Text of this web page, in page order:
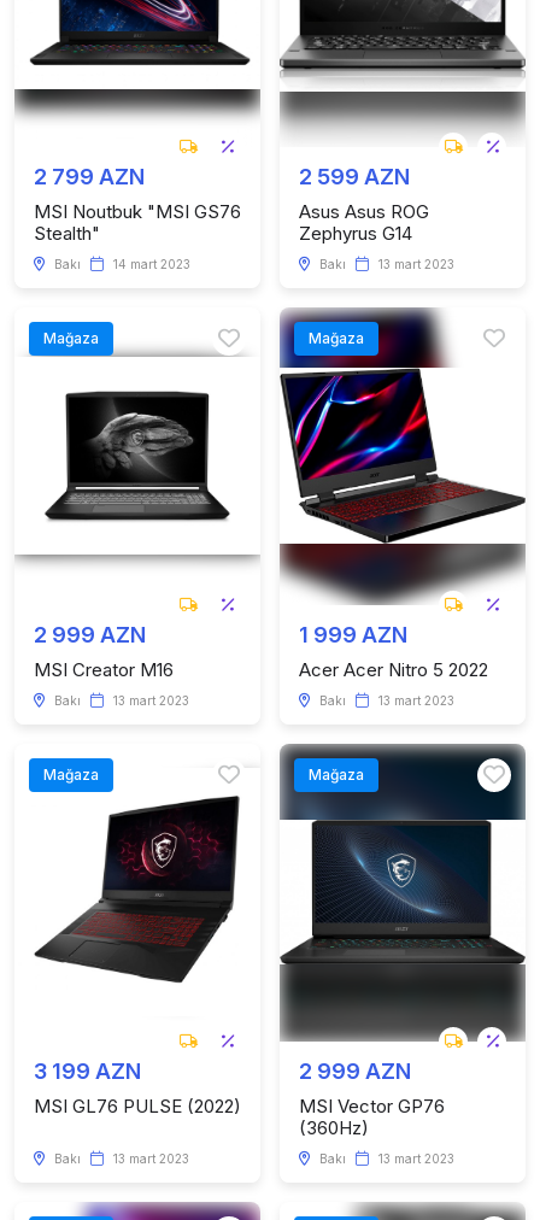
2 799 AZN
MSI Noutbuk "MSI GS76
Stealth"
Bakı 14 mart 2023
2 599 AZN
Asus Asus ROG
Zephyrus G14
Bakı 13 mart 2023
Mağaza
2 999 AZN
MSI Creator M16
Bakı 13 mart 2023
Mağaza
1 999 AZN
Acer Acer Nitro 5 2022
Bakı 13 mart 2023
Mağaza
3 199 AZN
MSI GL76 PULSE (2022)
Bakı 13 mart 2023
Mağaza
2 999 AZN
MSI Vector GP76
(360Hz)
Bakı 13 mart 2023